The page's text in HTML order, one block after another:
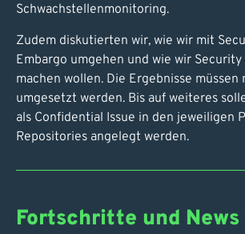
Schwachstellenmonitoring.
Zudem diskutierten wir, wie wir mit
Embargo umgehen und wie wir
machen wollen. Die Ergebnisse
umgesetzt werden. Bis auf weiteres
als Confidential Issue in den jeweiligen
Repositories angelegt werden.
Fortschritte und News